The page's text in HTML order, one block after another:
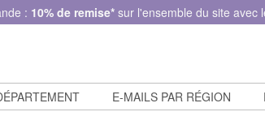
: 10% de remise* sur l'ensemble du site avec
E-MAILS PAR RÉGION